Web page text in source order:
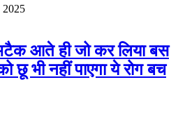
आते ही जो कर लिया बस
छू भी नहीं पाएगा ये रोग बच